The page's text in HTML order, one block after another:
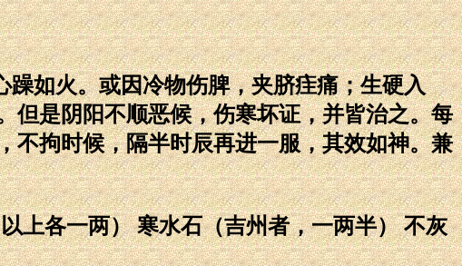
如火。或因冷物伤脾，夹脐疰痛；生硬入
但是阴阳不顺恶候，伤寒坏证，并皆治之。每
不拘时候，隔半时辰再进一服，其效如神。兼
各一两） 寒水石（吉州者，一两半） 不灰